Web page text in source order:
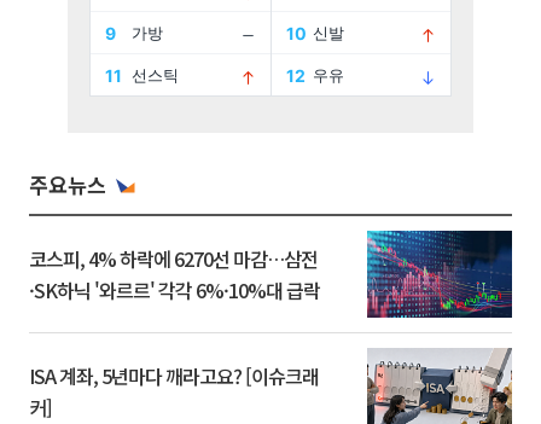
주요뉴스
코스피, 4% 하락에 6270선 마감…삼전
·SK하닉 '와르르' 각각 6%·10%대 급락
ISA 계좌, 5년마다 깨라고요? [이슈크래
커]